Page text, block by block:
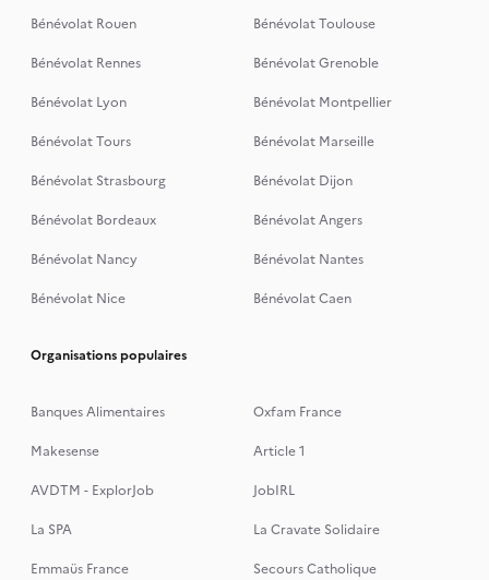
Bénévolat Rouen
Bénévolat Toulouse
Bénévolat Rennes
Bénévolat Grenoble
Bénévolat Lyon
Bénévolat Montpellier
Bénévolat Tours
Bénévolat Marseille
Bénévolat Strasbourg
Bénévolat Dijon
Bénévolat Bordeaux
Bénévolat Angers
Bénévolat Nancy
Bénévolat Nantes
Bénévolat Nice
Bénévolat Caen
Organisations populaires
Banques Alimentaires
Oxfam France
Makesense
Article 1
AVDTM - ExplorJob
JobIRL
La SPA
La Cravate Solidaire
Emmaüs France
Secours Catholique